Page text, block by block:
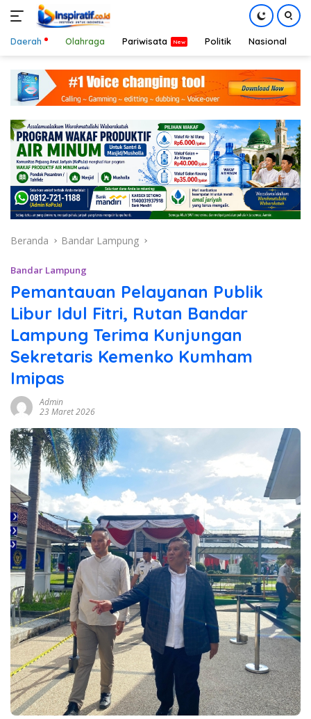
konten
Daerah Olahraga Pariwisata Politik Nasional
Beranda Bandar Lampung
Bandar Lampung
Pemantauan Pelayanan Publik
Libur Idul Fitri, Rutan Bandar
Lampung Terima Kunjungan
Sekretaris Kemenko Kumham
Imipas
Admin
23 Maret 2026